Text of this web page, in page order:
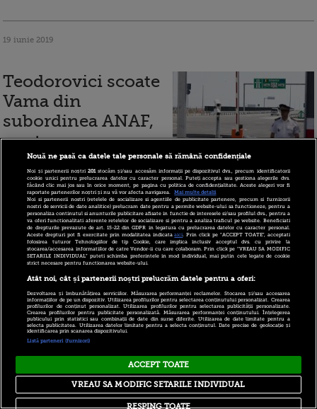
19 iunie 2019
Teodorovici scoate
Vama din
subordinea ANAF,
pentru a avea
“independenţă
totală”
5 iunie 2019
ANAF anunță că a
restituit în trei zile
taxa auto ilegală,
plătită de
proprietarii de
mașini. Câți bani
au primit înapoi
Nouă ne pasă ca datele tale personale să rămână confidențiale
Noi și partenerii noștri201stocăm și/sau accesăm informații pe dispozitivul dvs., precum identificatorii
cookie unici pentru prelucrarea datelor cu caracter personal. Puteți accepta sau gestiona alegerile dvs.
făcând clic mai jos sau în orice moment, pe pagina cu politica de confidențialitate. Aceste alegeri vor fi
raportate partenerilor noștri și nu vă vor afecta navigarea.
Mai multe detalii
Noi si partenerii nostri (retelele de socializare si agentiile de publicitate partenere, precum si furnizorii
nostri de servicii de date analitice) prelucram date pentru a permite website-ului sa functioneze, pentru a
personaliza continutul si anunturile publicitare afisate in functie de interesele si/sau profilul dvs., pentru a
va oferi functionalitati aferente retelelor de socializare si pentru a analiza traficul pe website. Beneficiati
de drepturile prevazute de art. 15-22 din GDPR in legatura cu prelucrarea datelor cu caracter personal.
Aceste drepturi pot fi exercitate prin modalitatea indicataaici. Prin click pe “ACCEPT TOATE”, acceptati
folosirea tuturor Tehnologiilor de tip Cookie, care implica inclusiv acceptul dvs. cu privire la
stocarea/accesarea informatiilor de catre Vendor-ii cu care colaboram. Prin click pe “VREAU SA MODIFIC
SETARILE INDIVIDUAL” puteti schimba preferintele in mod individual, mai putin cele legate de cookie
strict necesare pentru functionarea website-ului.
Atât noi, cât și partenerii noștri prelucrăm datele pentru a oferi:
Dezvoltarea și îmbunătățirea serviciilor. Măsurarea performanței reclamelor. Stocarea și/sau accesarea
informațiilor de pe un dispozitiv. Utilizarea profilurilor pentru selectarea conținutului personalizat. Crearea
profilurilor de conținut personalizat. Utilizarea profilurilor pentru selectarea publicității personalizate.
Crearea profilurilor pentru publicitate personalizată. Măsurarea performanței conținutului. Înțelegerea
publicului prin statistici sau combinații de date din surse diferite. Utilizarea de date limitate pentru a
selecta publicitatea. Utilizarea datelor limitate pentru a selecta conținutul. Date precise de geolocație și
identificarea prin scanarea dispozitivului.
Listă parteneri (furnizori)
ACCEPT TOATE
RESPING TOATE
VREAU SA MODIFIC SETARILE INDIVIDUAL